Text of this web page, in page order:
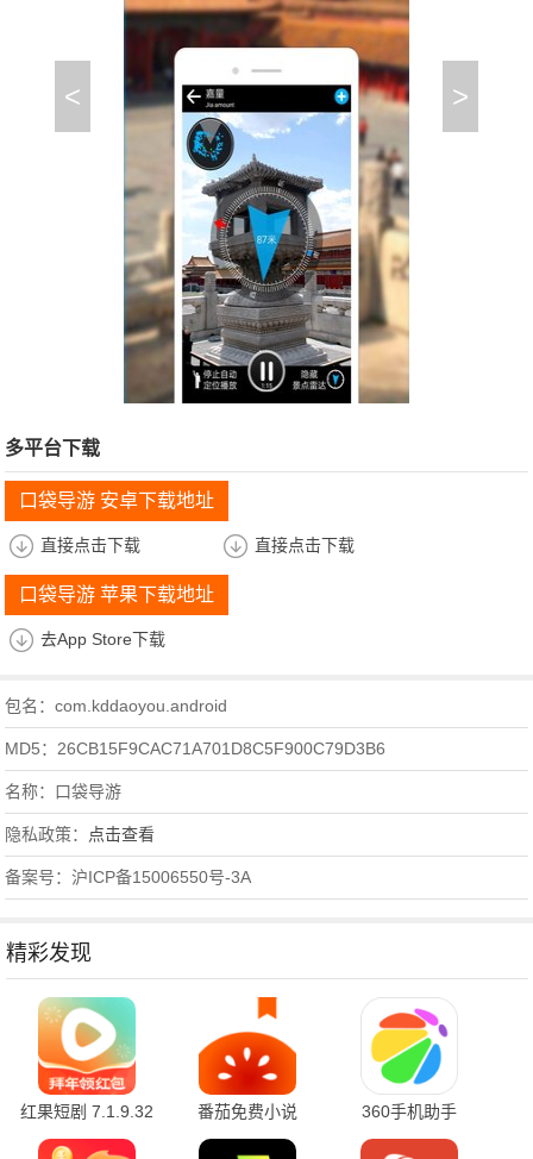
< >
多平台下载
口袋导游 安卓下载地址
直接点击下载 直接点击下载
口袋导游 苹果下载地址
去App Store下载
包名：com.kddaoyou.android
MD5：26CB15F9CAC71A701D8C5F900C79D3B6
名称：口袋导游
隐私政策： 点击查看
备案号：沪ICP备15006550号-3A
精彩发现
红果短剧 7.1.9.32
官方版
番茄免费小说
7.1.9.32 安卓版
360手机助手
10.2.2 官方版